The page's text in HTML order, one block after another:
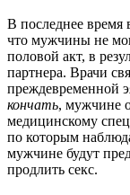
В последнее время
что мужчины не
половой акт, в
партнера. Врачи
преждевременной
кончать, мужчине
медицинскому
по которым
мужчине будут
продлить секс.